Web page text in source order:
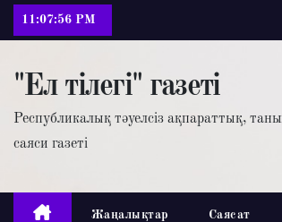
11:07:57 PM
"Ел тілегі" газеті
Республикалық тәуелсіз ақпараттық,
саяси газеті
Жаңалықтар Саясат